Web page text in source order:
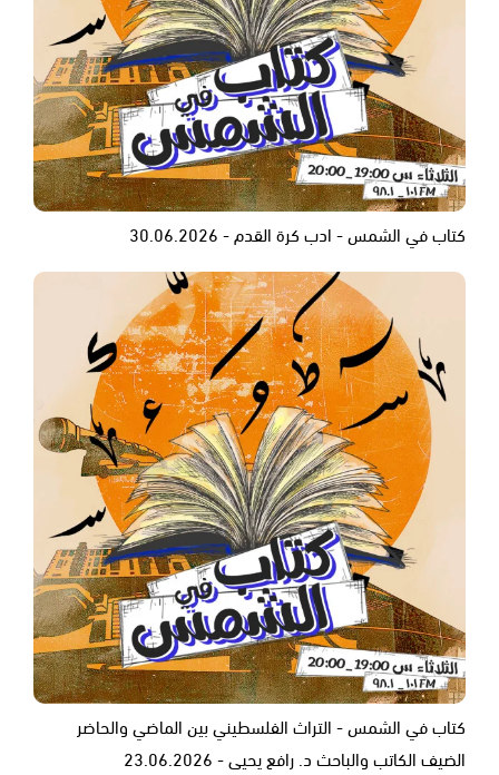
كتاب في الشمس - ادب كرة القدم - 30.06.2026
كتاب في الشمس - التراث الفلسطيني بين الماضي والحاضر
الضيف الكاتب والباحث د. رافع يحيى - 23.06.2026